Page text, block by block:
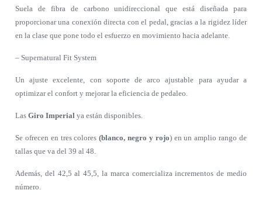
Suela de fibra de carbono unidireccional que está diseñada para
proporcionar una conexión directa con el pedal, gracias a la rigidez líder
en la clase que pone todo el esfuerzo en movimiento hacia adelante.
– Supernatural Fit System
Un ajuste excelente, con soporte de arco ajustable para ayudar a
optimizar el confort y mejorar la eficiencia de pedaleo.
Las Giro Imperial ya están disponibles.
Se ofrecen en tres colores(blanco, negro y rojo) en un amplio rango de
tallas que va del 39 al 48.
Además, del 42,5 al 45,5, la marca comercializa incrementos de medio
número.